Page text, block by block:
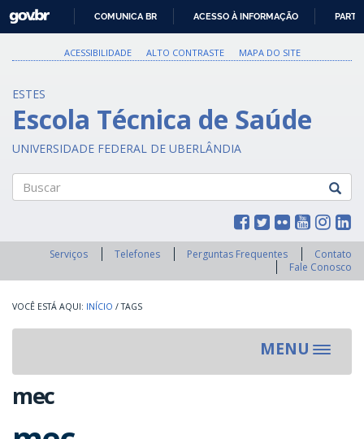
PARA
O
GOVBR
COMUNICA BR ACESSO À INFORMAÇÃO
ACESSIBILIDADE ALTO CONTRASTE MAPA DO SITE
ESTES
Escola Técnica de Saúde
UNIVERSIDADE FEDERAL DE UBERLÂNDIA
Serviços Telefones Perguntas Frequentes
Contato
Fale Conosco
INÍCIO / TAGS
MENU
Toggle
mec